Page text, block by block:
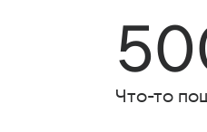
Что-то